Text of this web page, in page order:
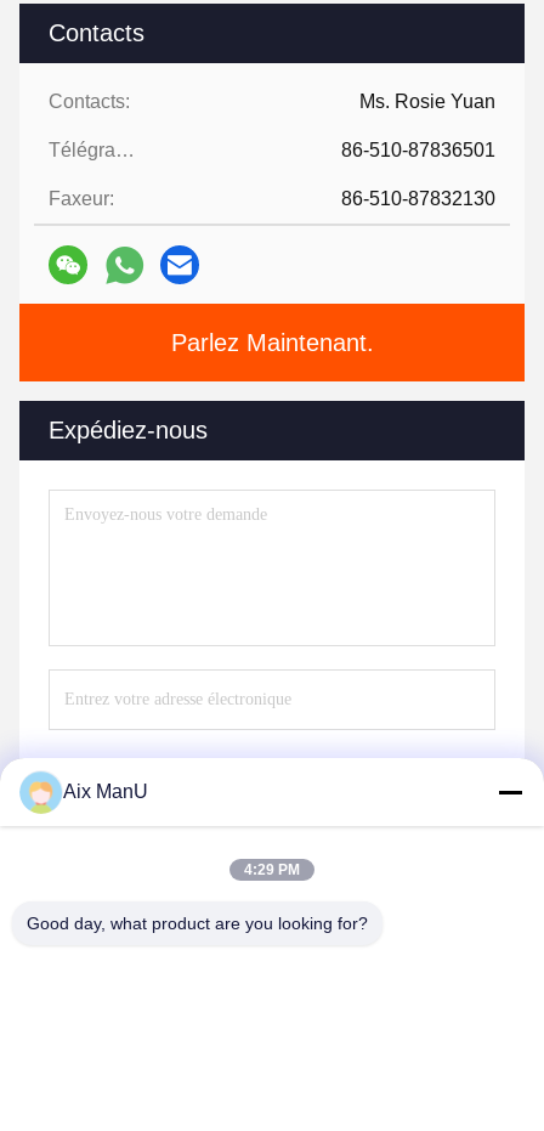
Contacts
Contacts: Ms. Rosie Yuan
Télégramme: 86-510-87836501
Faxeur: 86-510-87832130
Parlez Maintenant.
Expédiez-nous
Aix ManU
4:29 PM
Good day, what product are you looking for?